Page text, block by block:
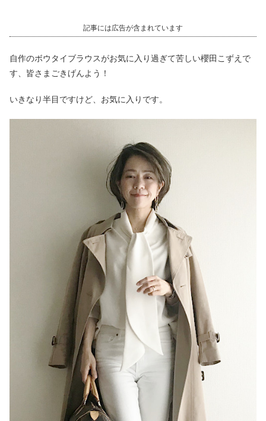
記事には広告が含まれています
自作のボウタイブラウスがお気に入り過ぎて苦しい櫻田こずえで
す、皆さまごきげんよう！
いきなり半目ですけど、お気に入りです。